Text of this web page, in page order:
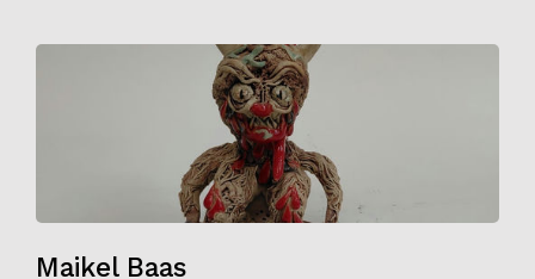
Maikel Baas